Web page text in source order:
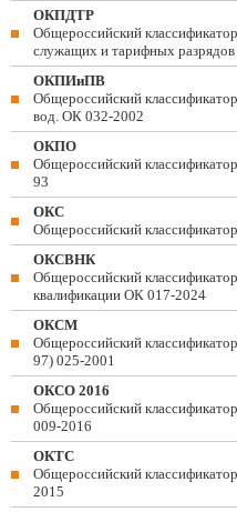
ОКПДТР
Общероссийский
служащих и тарифных
ОКПИиПВ
Общероссийский
вод. ОК 032-2002
ОКПО
Общероссийский
93
ОКС
Общероссийский
ОКСВНК
Общероссийский
квалификации ОК 017-2024
ОКСМ
Общероссийский
97) 025-2001
ОКСО 2016
Общероссийский
009-2016
ОКТС
Общероссийский
2015